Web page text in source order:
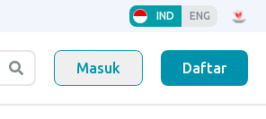
IND ENG
Masuk Daftar